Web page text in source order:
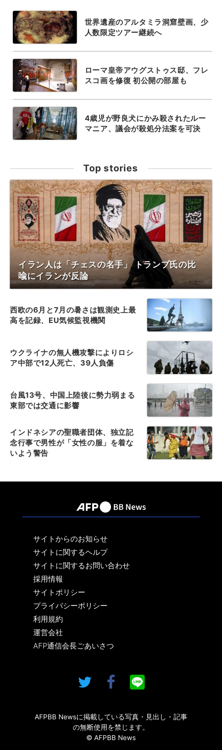
世界遺産のアルタミラ洞窟壁画、少
人数限定ツアー継続へ
ローマ皇帝アウグストゥス邸、フレ
スコ画を修復 初公開の部屋も
4歳児が野良犬にかみ殺されたルー
マニア、議会が殺処分法案を可決
Top stories
イラン人は「チェスの名手」 トランプ氏の比
喩にイランが反論
西欧の6月と7月の暑さは観測史上最
高を記録、EU気候監視機関
ウクライナの無人機攻撃によりロシ
ア中部で12人死亡、39人負傷
台風13号、中国上陸後に勢力弱まる
東部では交通に影響
インドネシアの聖職者団体、独立記
念行事で男性が「女性の服」を着な
いよう警告
サイトからのお知らせ
サイトに関するヘルプ
サイトに関するお問い合わせ
採用情報
サイトポリシー
プライバシーポリシー
利用規約
運営会社
AFP通信会長ごあいさつ
AFPBB Newsに掲載している写真・見出し・記事
の無断使用を禁じます。
© AFPBB News